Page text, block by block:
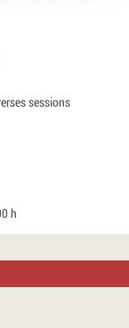
sessions
h